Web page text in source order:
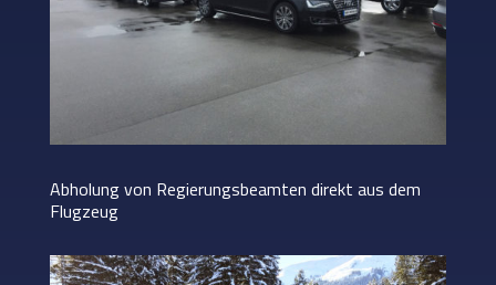
Abholung von Regierungsbeamten direkt aus dem
Flugzeug